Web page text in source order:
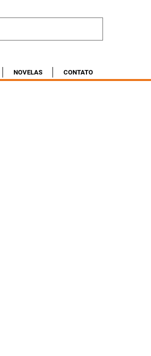
NOVELAS CONTATO